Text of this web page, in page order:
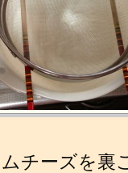
チーズを裏